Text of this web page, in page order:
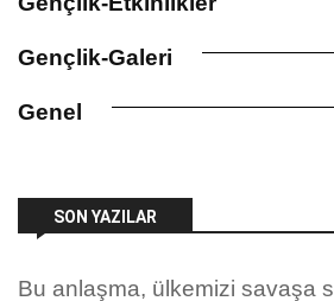
Gençlik-Galeri
Genel
SON YAZILAR
Bu anlaşma, ülkemizi savaşa